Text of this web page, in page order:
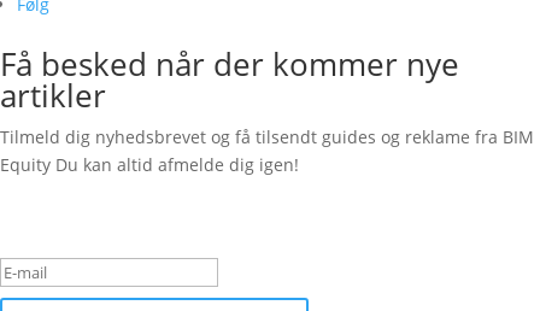
Få besked når der kommer nye
artikler
Tilmeld dig nyhedsbrevet og få tilsendt guides og reklame fra BIM
Equity Du kan altid afmelde dig igen!